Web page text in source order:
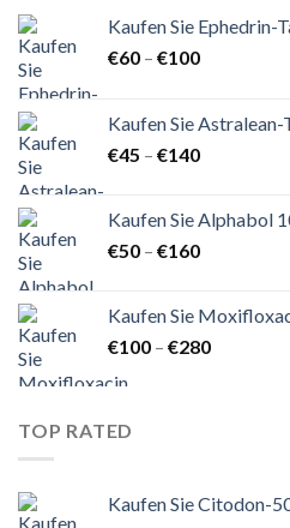
Kaufen Sie Ephedrin-
€60 – €100
€100
Kaufen Sie
€45 – €140
€140
Kaufen Sie Alphabol
€50 – €160
€160
Kaufen Sie
€100 – €280
TOP RATED
Kaufen Sie Citodon-